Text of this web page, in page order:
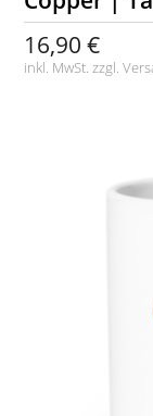
16,90 €
inkl. MwSt. zzgl.